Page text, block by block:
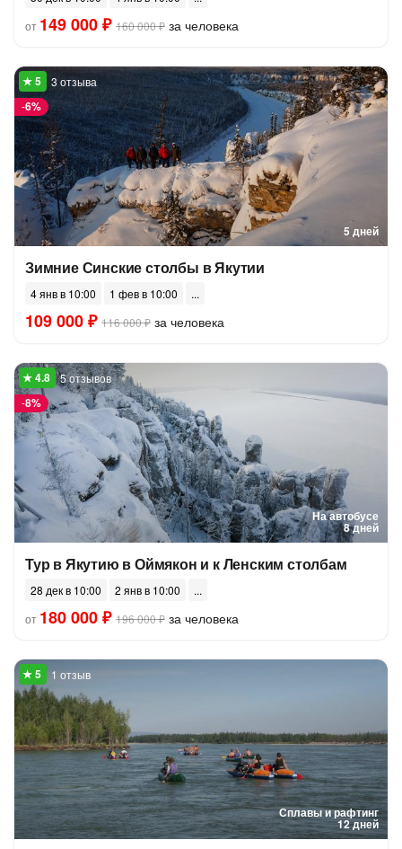
от 149 000 ₽ 160 000 ₽ за человека
5 дней
-6%
3 отзыва
Зимние Синские столбы в Якутии
4 янв в 10:00 1 фев в 10:00
109 000 ₽ 116 000 ₽ за человека
На автобусе
8 дней
-8%
5 отзывов
Тур в Якутию в Оймякон и к Ленским столбам
28 дек в 10:00
2 янв в 10:00
от 180 000 ₽ 196 000 ₽ за человека
Сплавы и рафтинг
12 дней
1 отзыв